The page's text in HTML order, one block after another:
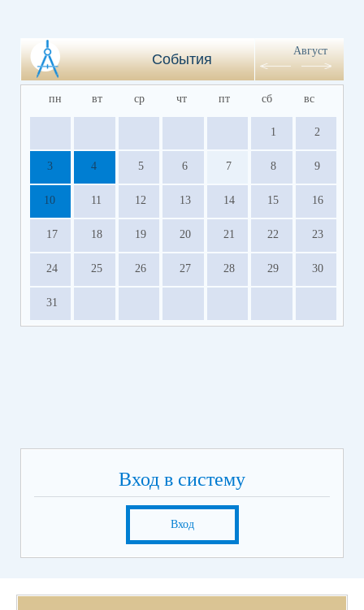
События
Август
пн вт ср чт пт сб вс
1 2
3 4 5 6 7 8 9
10 11 12 13 14 15 16
17 18 19 20 21 22 23
24 25 26 27 28 29 30
31
Вход в систему
Вход